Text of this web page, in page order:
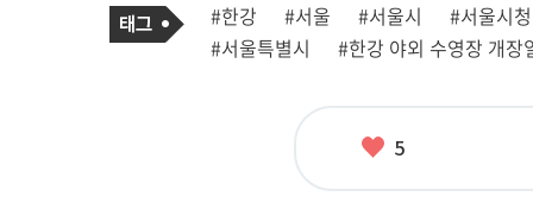
사
관
련
태
그
#한강 #서울 #서울시 #서울시청
#서울특별시
#한강 야외 수영장 개장
좋
5